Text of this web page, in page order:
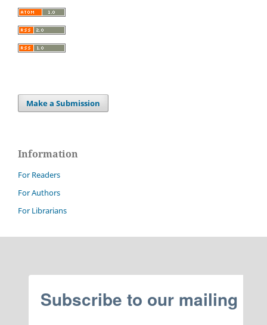
Make a Submission
Information
For Readers
For Authors
For Librarians